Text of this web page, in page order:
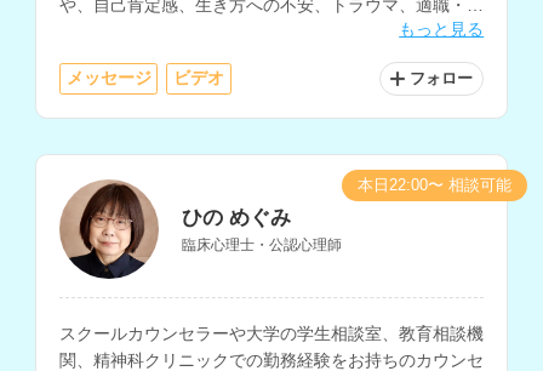
や、自己肯定感、生き方への不安、トラウマ、適職・復
職、産前・産後などに関する相談にも対応されていま
もっと見る
メッセージ ビデオ フォロー
ひの めぐみ
臨床心理士・公認心理師
スクールカウンセラーや大学の学生相談室、教育相談機
関、精神科クリニックでの勤務経験をお持ちのカウンセ
本日22:00〜 相談可能